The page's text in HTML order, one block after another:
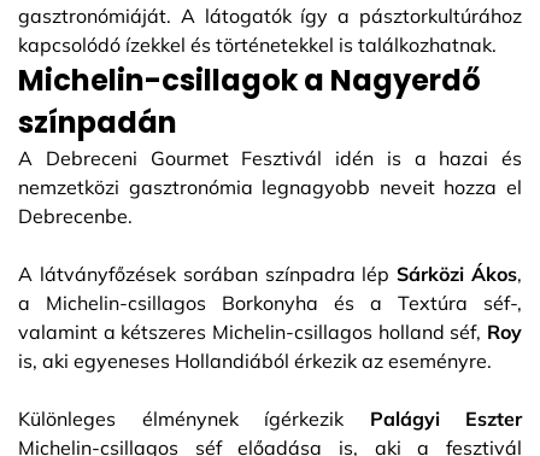
gasztronómiáját. A látogatók így a pásztorkultúrához
kapcsolódó ízekkel és történetekkel is találkozhatnak.
Michelin-csillagok a Nagyerdő
színpadán
A Debreceni Gourmet Fesztivál idén is a hazai és
nemzetközi gasztronómia legnagyobb neveit hozza el
Debrecenbe.
A látványfőzések sorában színpadra lépSárközi Ákos,
a Michelin-csillagos Borkonyha és a Textúra séf-,
valamint a kétszeres Michelin-csillagos holland séf, Roy
is, aki egyeneses Hollandiából érkezik az eseményre.
Különleges élménynek ígérkezik Palágyi Eszter
Michelin-csillagos séf előadása is, aki a fesztivál